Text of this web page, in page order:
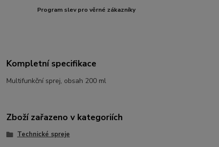
Program slev pro věrné zákazníky
Kompletní specifikace
Multifunkční sprej, obsah 200 ml
Zboží zařazeno v kategoriích
Technické spreje